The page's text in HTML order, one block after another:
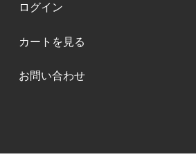
ログイン
カートを見る
お問い合わせ